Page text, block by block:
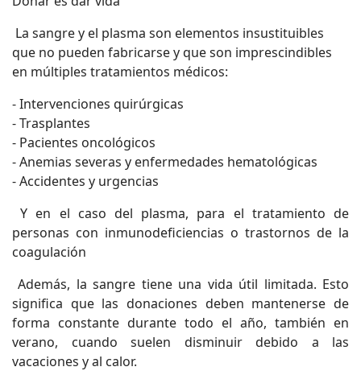
La sangre y el plasma son elementos insustituibles
que no pueden fabricarse y que son imprescindibles
en múltiples tratamientos médicos:
- Intervenciones quirúrgicas
- Trasplantes
- Pacientes oncológicos
- Anemias severas y enfermedades hematológicas
- Accidentes y urgencias
Y en el caso del plasma, para el tratamiento de
personas con inmunodeficiencias o trastornos de la
coagulación
Además, la sangre tiene una vida útil limitada. Esto
significa que las donaciones deben mantenerse de
forma constante durante todo el año, también en
verano, cuando suelen disminuir debido a las
vacaciones y al calor.